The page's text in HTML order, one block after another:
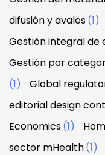
difusión y avales(1)
Gestión integral de
Gestión por
(1)
Global
editorial design
Economics(1)
sector mHealth(1)